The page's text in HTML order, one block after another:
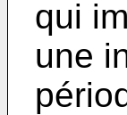
qui
une